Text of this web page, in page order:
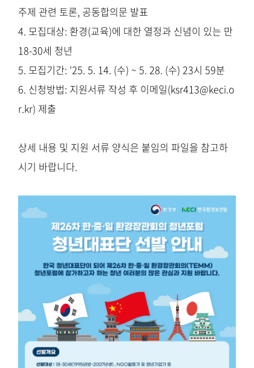
주제 관련 토론, 공동합의문 발표
4. 모집대상: 환경(교육)에 대한 열정과 신념이 있는 만
18-30세 청년
5. 모집기간: '25. 5. 14. (수) ~ 5. 28. (수) 23시 59분
6. 신청방법: 지원서류 작성 후 이메일(ksr413@keci.o
r.kr) 제출
상세 내용 및 지원 서류 양식은 붙임의 파일을 참고하
시기 바랍니다.